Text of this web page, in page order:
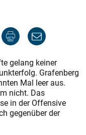
gelang keiner
Grafenberg
Mal leer aus.
nicht. Das
in der Offensive
gegenüber der